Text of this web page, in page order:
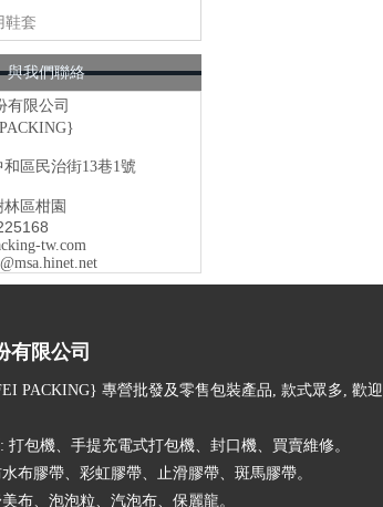
鞋套
與我們聯絡
有限公司
和區民治街13巷1號
林區柑園
tw.com
有限公司
PACKING} 專營批發及零售包裝產品, 款式眾多, 歡迎
打包機、手提充電式打包機、封口機、買賣維修。
水布膠帶、彩虹膠帶、止滑膠帶、斑馬膠帶。
美布、泡泡粒、汽泡布、保麗龍。